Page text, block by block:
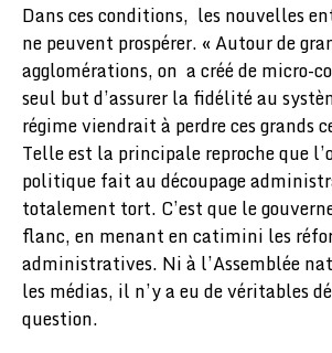
Dans ces conditions, les nouvelles
ne peuvent prospérer. « Autour de
agglomérations, on a créé de micro-
seul but d’assurer la fidélité au
régime viendrait à perdre ces grands
Telle est la principale reproche que
politique fait au découpage
totalement tort. C’est que le
flanc, en menant en catimini les
administratives. Ni à l’Assemblée
les médias, il n’y a eu de véritables
question.